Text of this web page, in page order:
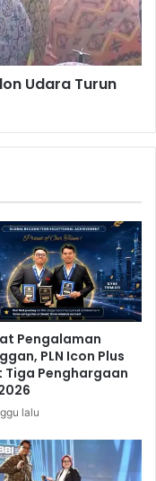
Udara Turun
Pengalaman
PLN Icon Plus
Tiga Penghargaan
lalu